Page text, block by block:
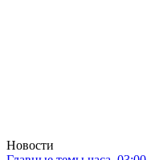
Новости